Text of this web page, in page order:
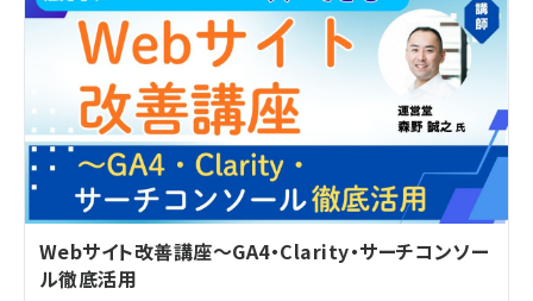
Webサイト改善講座～GA4・Clarity・サーチコンソー
ル徹底活用